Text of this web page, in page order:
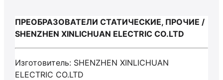
ПРЕОБРАЗОВАТЕЛИ СТАТИЧЕСКИЕ, ПРОЧИЕ /
SHENZHEN XINLICHUAN ELECTRIC CO.LTD
Изготовитель: SHENZHEN XINLICHUAN
ELECTRIC CO.LTD